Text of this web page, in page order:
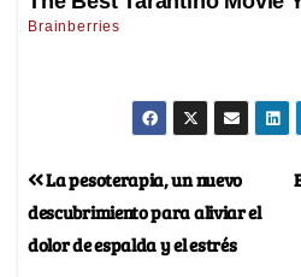
La pesoterapia, un nuevo
descubrimiento para aliviar el
dolor de espalda y el estrés